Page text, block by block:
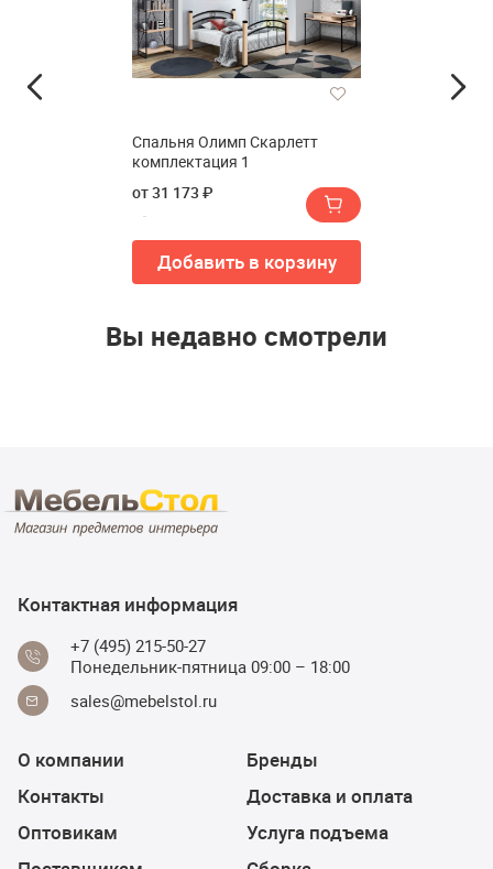
Спальня Олимп Скарлетт
комплектация 1
от 31 173 ₽
Добавить в корзину
Вы недавно смотрели
Контактная информация
+7 (495) 215-50-27
Понедельник-пятница 09:00 – 18:00
sales@mebelstol.ru
О компании
Контакты
Оптовикам
Бренды
Доставка и оплата
Услуга подъема